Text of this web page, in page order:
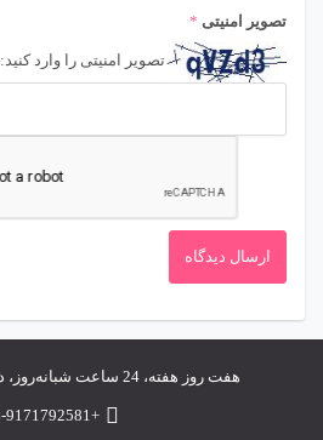
تصویر امنیتی *
تصویر امنیتی را وارد کنید:
هفت روز هفته، 24 ساعت شبانه‌روز، در خدمت شما هستیم.
+98-9171792581